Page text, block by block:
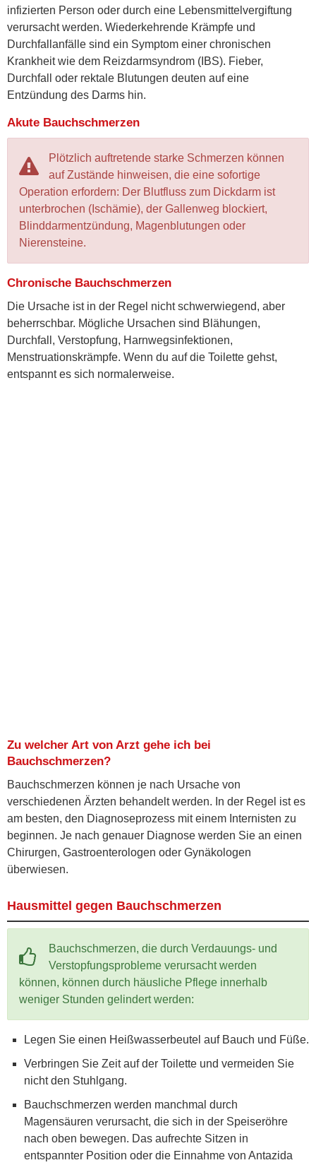
infizierten Person oder durch eine Lebensmittelvergiftung
verursacht werden. Wiederkehrende Krämpfe und
Durchfallanfälle sind ein Symptom einer chronischen
Krankheit wie dem Reizdarmsyndrom (IBS). Fieber,
Durchfall oder rektale Blutungen deuten auf eine
Entzündung des Darms hin.
Akute Bauchschmerzen
Plötzlich auftretende starke Schmerzen können
auf Zustände hinweisen, die eine sofortige
Operation erfordern: Der Blutfluss zum Dickdarm ist
unterbrochen (Ischämie), der Gallenweg blockiert,
Blinddarmentzündung, Magenblutungen oder
Nierensteine.
Chronische Bauchschmerzen
Die Ursache ist in der Regel nicht schwerwiegend, aber
beherrschbar. Mögliche Ursachen sind Blähungen,
Durchfall, Verstopfung, Harnwegsinfektionen,
Menstruationskrämpfe. Wenn du auf die Toilette gehst,
entspannt es sich normalerweise.
Zu welcher Art von Arzt gehe ich bei
Bauchschmerzen?
Bauchschmerzen können je nach Ursache von
verschiedenen Ärzten behandelt werden. In der Regel ist es
am besten, den Diagnoseprozess mit einem Internisten zu
beginnen. Je nach genauer Diagnose werden Sie an einen
Chirurgen, Gastroenterologen oder Gynäkologen
überwiesen.
Hausmittel gegen Bauchschmerzen
Bauchschmerzen, die durch Verdauungs- und
Verstopfungsprobleme verursacht werden
können, können durch häusliche Pflege innerhalb
weniger Stunden gelindert werden:
Legen Sie einen Heißwasserbeutel auf Bauch und Füße.
Verbringen Sie Zeit auf der Toilette und vermeiden Sie
nicht den Stuhlgang.
Bauchschmerzen werden manchmal durch
Magensäuren verursacht, die sich in der Speiseröhre
nach oben bewegen. Das aufrechte Sitzen in
entspannter Position oder die Einnahme von Antazida